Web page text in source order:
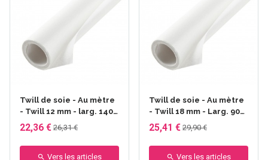
Twill de soie - Au mètre
- Twill 12 mm - larg. 140
cm
22,36 € 26,31 €
Vers les articles
Twill de soie - Au mètre
- Twill 18 mm - Larg. 90
cm - 78 gr/m²
25,41 € 29,90 €
Vers les articles